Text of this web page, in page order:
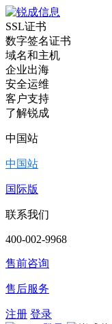
SSL证书
数字签名证书
域名和主机
企业出海
安全运维
客户支持
了解锐成
中国站
中国站
国际版
联系我们
400-002-9968
售前咨询
售后服务
注册 登录